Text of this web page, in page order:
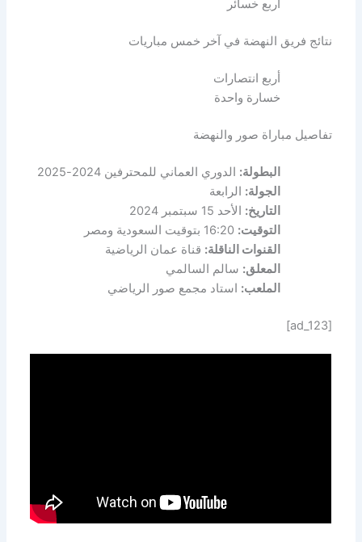
أربع خسائر
نتائج فريق النهضة في آخر خمس مباريات
أربع انتصارات
خسارة واحدة
تفاصيل مباراة صور والنهضة
البطولة: الدوري العماني للمحترفين 2024-2025
الجولة: الرابعة
التاريخ: الأحد 15 سبتمبر 2024
التوقيت: 16:20 بتوقيت السعودية ومصر
القنوات الناقلة: قناة عمان الرياضية
المعلق: سالم السالمي
الملعب: استاد مجمع صور الرياضي
[ad_123]